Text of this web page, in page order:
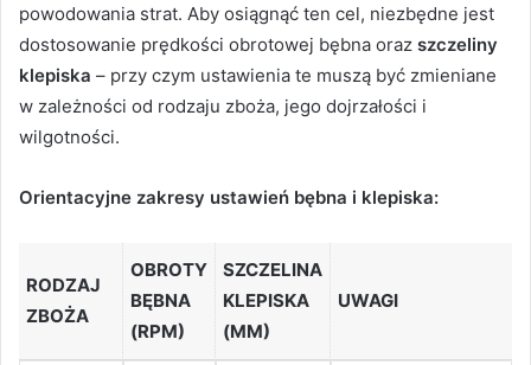
powodowania strat. Aby osiągnąć ten cel, niezbędne jest
dostosowanie prędkości obrotowej bębna oraz szczeliny
klepiska – przy czym ustawienia te muszą być zmieniane
w zależności od rodzaju zboża, jego dojrzałości i
wilgotności.
Orientacyjne zakresy ustawień bębna i klepiska:
RODZAJ
ZBOŻA
OBROTY
BĘBNA
(RPM)
SZCZELINA
KLEPISKA
(MM)
UWAGI